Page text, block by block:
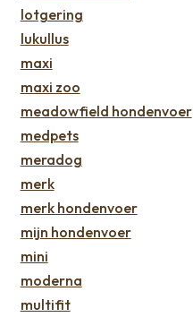
lotgering
lukullus
maxi
maxi zoo
meadowfield hondenvoer
medpets
meradog
merk
merk hondenvoer
mijn hondenvoer
mini
moderna
multifit